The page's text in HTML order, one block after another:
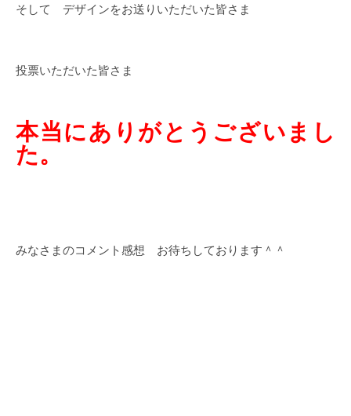
そして デザインをお送りいただいた皆さま
投票いただいた皆さま
本当にありがとうございまし
た。
みなさまのコメント感想 お待ちしております＾＾